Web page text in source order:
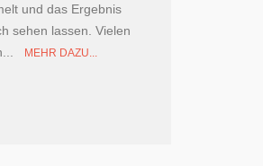
und das Ergebnis
sehen lassen. Vielen
MEHR DAZU...